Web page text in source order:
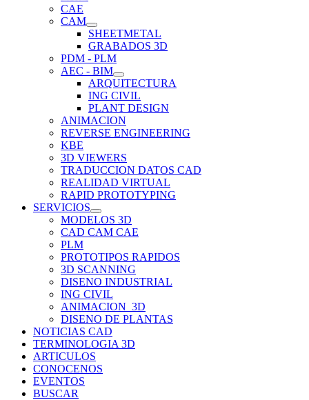
CAE
CAM
SHEETMETAL
GRABADOS 3D
PDM - PLM
AEC - BIM
ARQUITECTURA
ING CIVIL
PLANT DESIGN
ANIMACION
REVERSE ENGINEERING
KBE
3D VIEWERS
TRADUCCION DATOS CAD
REALIDAD VIRTUAL
RAPID PROTOTYPING
SERVICIOS
MODELOS 3D
CAD CAM CAE
PLM
PROTOTIPOS RAPIDOS
3D SCANNING
DISENO INDUSTRIAL
ING CIVIL
ANIMACION_3D
DISENO DE PLANTAS
NOTICIAS CAD
TERMINOLOGIA 3D
ARTICULOS
CONOCENOS
EVENTOS
BUSCAR